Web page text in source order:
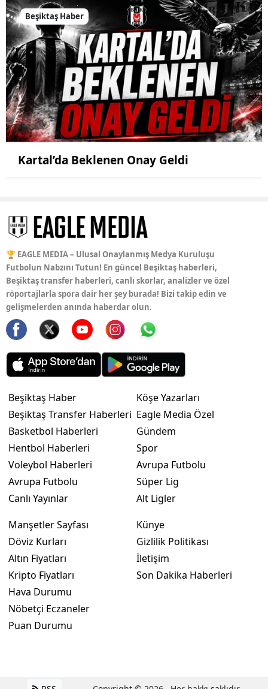
Beşiktaş Haber
Kartal’da Beklenen Onay Geldi
🏆 EAGLE MEDIA – Ulusal Onaylanmış Medya Kuruluşu
Futbolun Nabzını Tutun! En güncel Beşiktaş haberleri,
Beşiktaş transfer haberleri, canlı skorlar, analizler ve özel
röportajlarla spora dair her şey burada! Bizi takip edin ve
gelişmelerden anında haberdar olun.
Beşiktaş Haber
Beşiktaş Transfer Haberleri
Basketbol Haberleri
Hentbol Haberleri
Voleybol Haberleri
Avrupa Futbolu
Canlı Yayınlar
Köşe Yazarları
Eagle Media Özel
Gündem
Spor
Avrupa Futbolu
Süper Lig
Alt Ligler
Manşetler Sayfası
Döviz Kurları
Altın Fiyatları
Kripto Fiyatları
Hava Durumu
Nöbetçi Eczaneler
Puan Durumu
Künye
Gizlilik Politikası
İletişim
Son Dakika Haberleri